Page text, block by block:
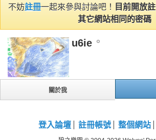
不妨註冊一起來參與討論吧！
目前開放
其它網站相同的密碼
u6ie
關於我
登入論壇 註冊帳號 整個網站